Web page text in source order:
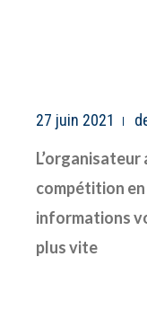
27 juin 2021
compétition en
informations
plus vite